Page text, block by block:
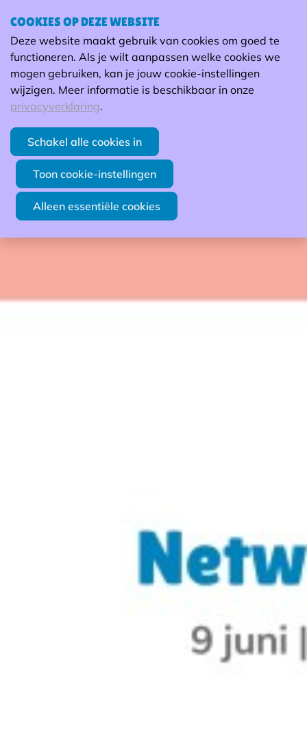
09
JUN2026
Netwerkdag
Communicatie (niet-
leden)
GROEP MAATWERK | 09/06 |
Studio Morris (Aalst)
COOKIES OP DEZE WEBSITE
Deze website maakt gebruik van cookies om goed te
functioneren. Als je wilt aanpassen welke cookies we
mogen gebruiken, kan je jouw cookie-instellingen
wijzigen. Meer informatie is beschikbaar in onze
privacyverklaring.
Schakel alle cookies in
Toon cookie-instellingen
Alleen essentiële cookies